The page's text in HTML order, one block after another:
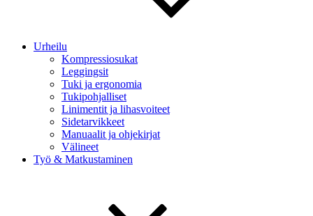
Urheilu
Kompressiosukat
Leggingsit
Tuki ja ergonomia
Tukipohjalliset
Linimentit ja lihasvoiteet
Sidetarvikkeet
Manuaalit ja ohjekirjat
Välineet
Työ & Matkustaminen